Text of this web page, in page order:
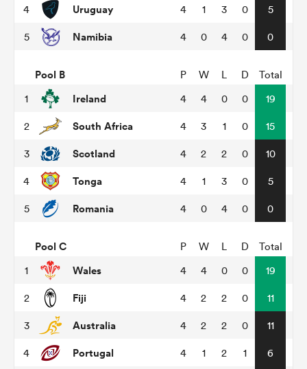
4 Uruguay 4 1 3 0 5
5 Namibia 4 0 4 0 0
Pool B P W L D
Total
1
Ireland 4 4 0 0 19
2 South Africa 4 3 1 0 15
3 Scotland 4 2 2 0 10
4 Tonga 4 1 3 0 5
5 Romania 4 0 4 0 0
Pool C P W L D
Total
1
Wales 4 4 0 0 19
2 Fiji 4 2 2 0 11
3 Australia 4 2 2 0 11
4 Portugal 4 1 2 1 6